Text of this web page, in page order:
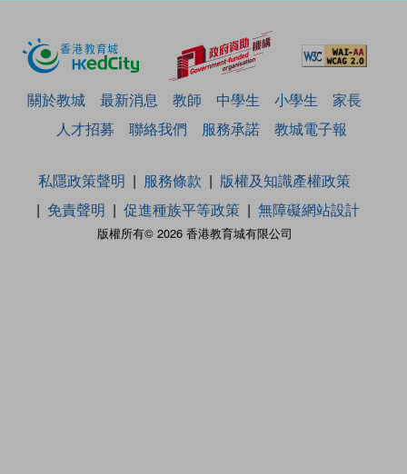
關於教城 最新消息 教師 中學生 小學生
家長
人才招募
聯絡我們 服務承諾 教城電子報
版權所有© 2026 香港教育城有限公司
私隱政策聲明 服務條款
版權及知識產權政策
免責聲明
促進種族平等政策 無障礙網站設計